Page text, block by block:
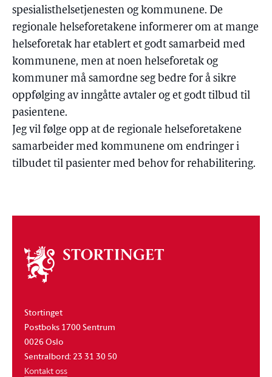
spesialisthelsetjenesten og kommunene. De
regionale helseforetakene informerer om at mange
helseforetak har etablert et godt samarbeid med
kommunene, men at noen helseforetak og
kommuner må samordne seg bedre for å sikre
oppfølging av inngåtte avtaler og et godt tilbud til
pasientene.
Jeg vil følge opp at de regionale helseforetakene
samarbeider med kommunene om endringer i
tilbudet til pasienter med behov for rehabilitering.
Om
stortinget
Stortinget
Postboks 1700 Sentrum
0026 Oslo
Sentralbord: 23 31 30 50
Kontakt oss